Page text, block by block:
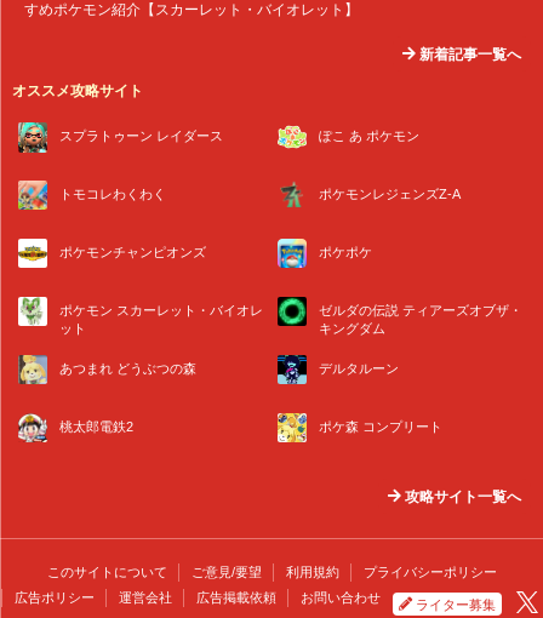
すめポケモン紹介【スカーレット・バイオレット】
新着記事一覧へ
オススメ攻略サイト
スプラトゥーン レイダース ぽこ あ ポケモン
トモコレわくわく ポケモンレジェンズZ-A
ポケモンチャンピオンズ ポケポケ
ポケモン スカーレット・バイオレ
ット
ゼルダの伝説 ティアーズオブザ・
キングダム
あつまれ どうぶつの森 デルタルーン
桃太郎電鉄2 ポケ森 コンプリート
攻略サイト一覧へ
このサイトについて ご意見/要望 利用規約
プライバシーポリシー
広告ポリシー
運営会社 広告掲載依頼 お問い合わせ ライター募集